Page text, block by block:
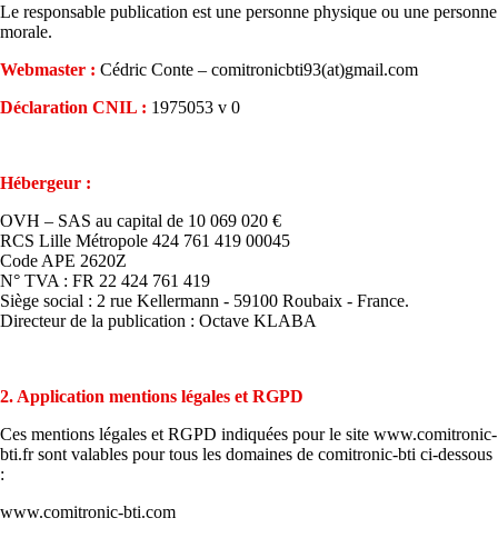
Le responsable publication est une personne physique ou une personne
morale.
Webmaster : Cédric Conte – comitronicbti93(at)gmail.com
Déclaration CNIL : 1975053 v 0
Hébergeur :
OVH – SAS au capital de 10 069 020 €
RCS Lille Métropole 424 761 419 00045
Code APE 2620Z
N° TVA : FR 22 424 761 419
Siège social : 2 rue Kellermann - 59100 Roubaix - France.
Directeur de la publication : Octave KLABA
2. Application mentions légales et RGPD
Ces mentions légales et RGPD indiquées pour le site www.comitronic-
bti.fr sont valables pour tous les domaines de comitronic-bti ci-dessous
:
www.comitronic-bti.com